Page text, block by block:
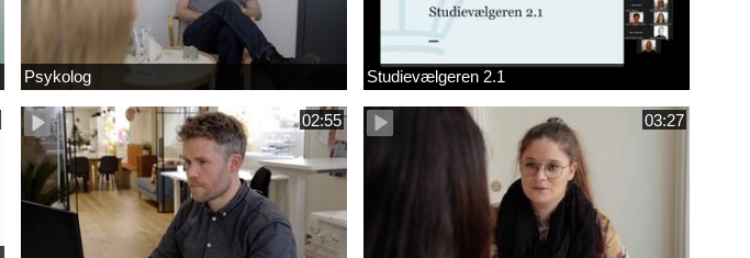
Psykolog Studievælgeren 2.1
02:55 03:27